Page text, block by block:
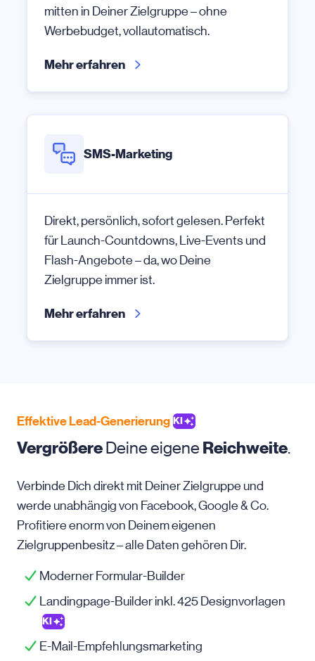
mitten in Deiner Zielgruppe – ohne
Werbebudget, vollautomatisch.
Mehr erfahren
SMS-Marketing
Direkt, persönlich, sofort gelesen. Perfekt
für Launch-Countdowns, Live-Events und
Flash-Angebote – da, wo Deine
Zielgruppe immer ist.
Mehr erfahren
Effektive Lead-Generierung KI
VergrößereDeine eigeneReichweite.
Verbinde Dich direkt mit Deiner Zielgruppe und
werde unabhängig von Facebook, Google & Co.
Profitiere enorm von Deinem eigenen
Zielgruppenbesitz – alle Daten gehören Dir.
Moderner Formular-Builder
Landingpage-Builder inkl. 425 Designvorlagen
KI
E-Mail-Empfehlungsmarketing